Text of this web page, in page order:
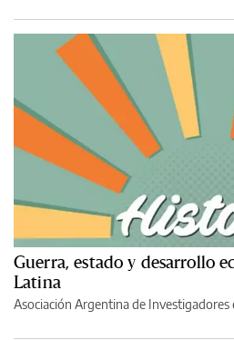
Guerra, estado y desarrollo
Latina
Asociación Argentina de Investigadores